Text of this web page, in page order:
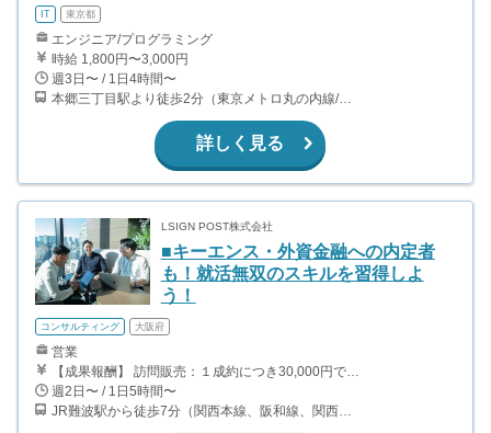
IT 東京都
エンジニア/プログラミング
時給 1,800円〜3,000円
週3日〜 / 1日4時間〜
本郷三丁目駅より徒歩2分（東京メトロ丸の内線/都営地下鉄大江戸線）
詳しく見る
LSIGN POST株式会社
■キーエンス・外資金融への内定者
も！就活無双のスキルを習得しよ
う！
コンサルティング 大阪府
営業
【成果報酬】 訪問販売：１成約につき30,000円です。 例えば、光インターネットの成約であれば、平均的に2.5日で1件の契約が見込めます。（12,000円/1日6時間稼働） ＜月収例＞月に100万以上稼ぐ方もいます！ ・月5件成約：150,000円 ・月15件成約：450,000円 ・月30成約：900,000円➕マネジメントインセンティブ300,000円 合計1,200,000円 時給換算で2,000円程度が、平均的なインターン生の報酬となっています。
週2日〜 / 1日5時間〜
JR難波駅から徒歩7分（関西本線、阪和線、関西空港線） 大阪難波駅から徒歩13分（近鉄奈良線、阪神なんば線） 桜川駅から徒歩4分（大阪メトロ千日前線、阪神なんば線）